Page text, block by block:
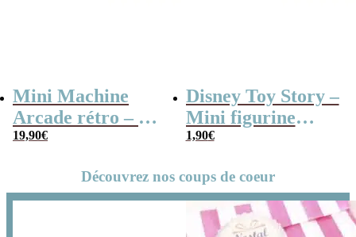
Mini Machine
Arcade rétro – 26
jeux et 99 niveaux
19,90€
Disney Toy Story –
Mini figurine
mystère série B
1,90€
Découvrez nos coups de coeur